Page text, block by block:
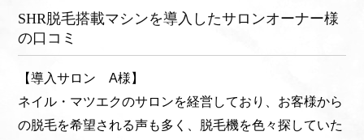
SHR脱毛搭載マシンを導入したサロンオーナー様
の口コミ
【導入サロン A様】
ネイル・マツエクのサロンを経営しており、お客様から
の脱毛を希望される声も多く、脱毛機を色々探していた